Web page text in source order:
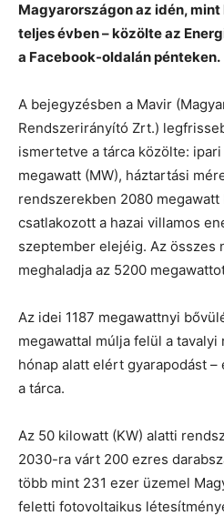
Magyarországon az idén,
teljes évben – közölte az
a Facebook-oldalán pénteken.
A bejegyzésben a Mavir
Rendszerirányító Zrt.)
ismertetve a tárca közölte:
megawatt (MW), háztartási
rendszerekben 2080
csatlakozott a hazai villamos
szeptember elejéig. Az összes
meghaladja az 5200
Az idei 1187 megawattnyi
megawattal múlja felül a
hónap alatt elért gyarapodást
a tárca.
Az 50 kilowatt (KW) alatti
2030-ra várt 200 ezres
több mint 231 ezer üzemel
feletti fotovoltaikus